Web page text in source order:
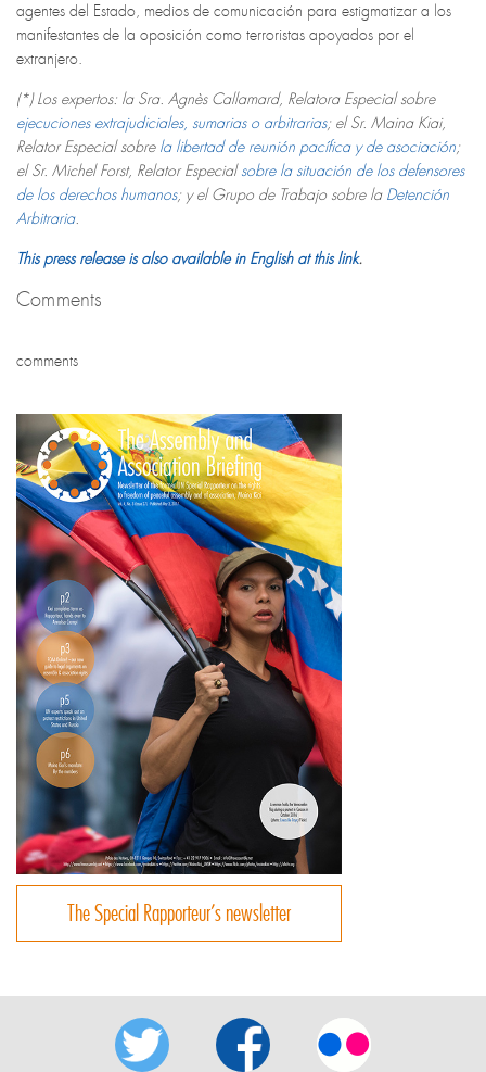
agentes del Estado, medios de comunicación para estigmatizar a los
manifestantes de la oposición como terroristas apoyados por el
extranjero.
(*) Los expertos: la Sra. Agnès Callamard, Relatora Especial sobre
ejecuciones extrajudiciales, sumarias o arbitrarias; el Sr. Maina Kiai,
Relator Especial sobre la libertad de reunión pacífica y de asociación;
el Sr. Michel Forst, Relator Especialsobre la situación de los defensores
de los derechos humanos; y el Grupo de Trabajo sobre la Detención
Arbitraria.
This press release is also available in English at this link.
Comments
comments
The Special Rapporteur’s newsletter